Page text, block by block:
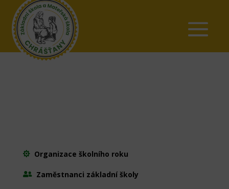
 Organizace školního roku
 Zaměstnanci základní školy